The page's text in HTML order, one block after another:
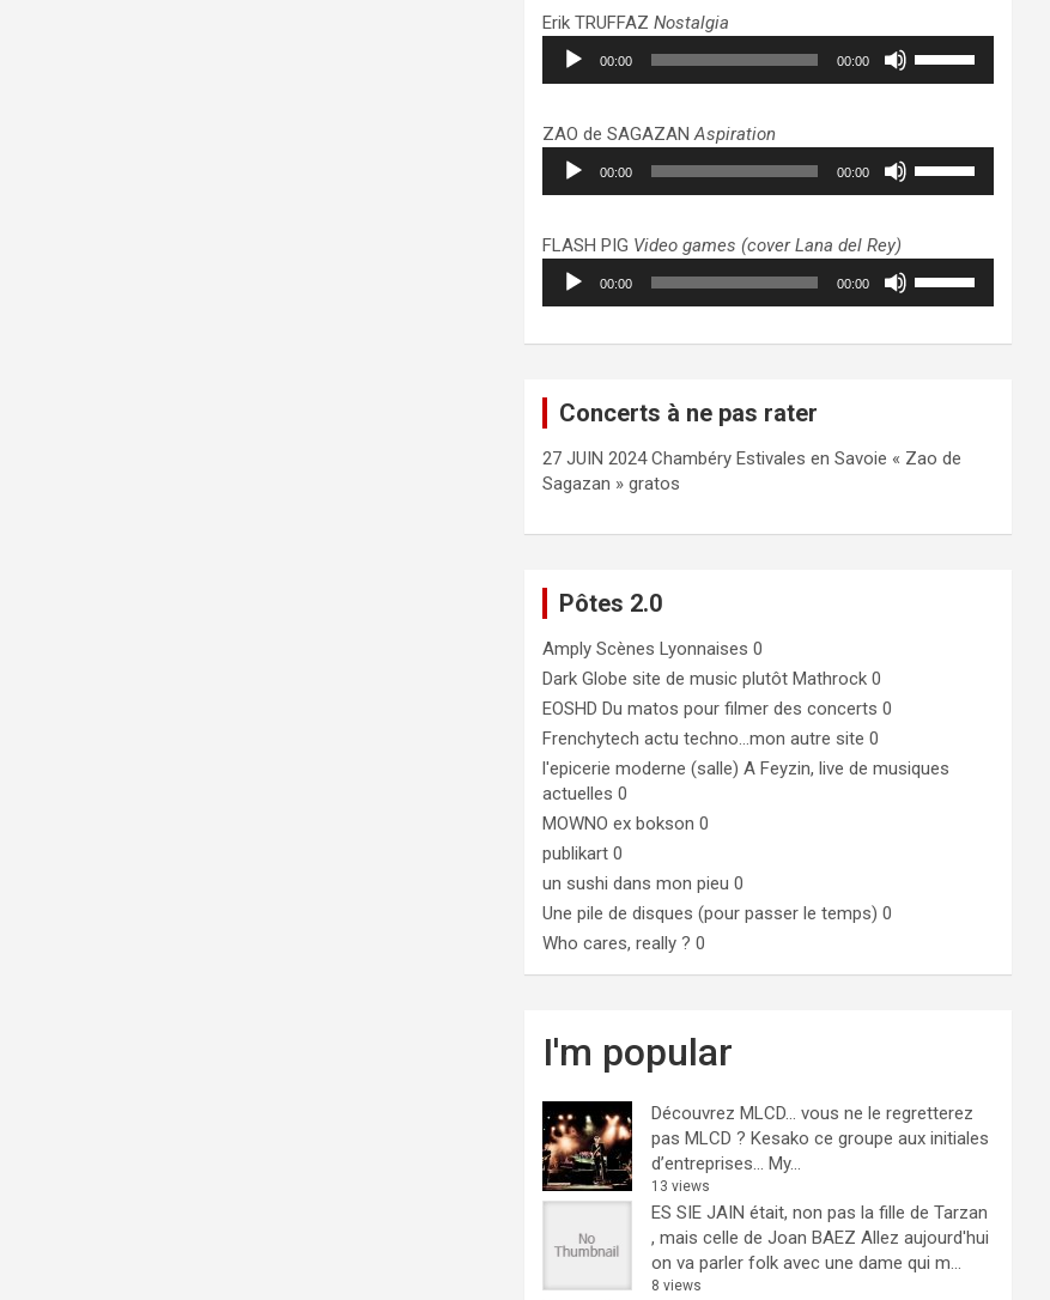
pour
augmenter
ou
volume.
Erik TRUFFAZNostalgia
Lecteur
audio
00:00 00:00
pour
augmenter
ou
volume.
ZAO de SAGAZANAspiration
Lecteur
audio
00:00 00:00
pour
augmenter
ou
FLASH PIG Video games (cover Lana del Rey)
Lecteur
audio
00:00 00:00
haut/bas
le
Concerts à ne pas rater
27 JUIN 2024 Chambéry Estivales en Savoie « Zao de
Sagazan » gratos
Pôtes 2.0
Amply Scènes Lyonnaises 0
Dark Globe site de music plutôt Mathrock 0
EOSHD Du matos pour filmer des concerts 0
Frenchytech actu techno…mon autre site 0
l'epicerie moderne (salle) A Feyzin, live de musiques
actuelles 0
MOWNO ex bokson 0
publikart 0
un sushi dans mon pieu 0
Une pile de disques (pour passer le temps) 0
Who cares, really ? 0
I'm popular
Découvrez MLCD… vous ne le regretterez
pas MLCD ? Kesako ce groupe aux initiales
d’entreprises… My...
13 views
ES SIE JAIN était, non pas la fille de Tarzan
, mais celle de Joan BAEZ Allez aujourd'hui
on va parler folk avec une dame qui m...
8 views